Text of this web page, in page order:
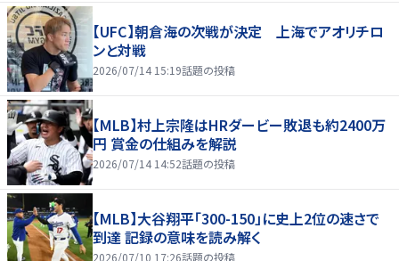
【UFC】朝倉海の次戦が決定 上海でアオリチロ
ンと対戦
2026/07/14 15:19話題の投稿
【MLB】村上宗隆はHRダービー敗退も約2400万
円 賞金の仕組みを解説
2026/07/14 14:52話題の投稿
【MLB】大谷翔平「300-150」に史上2位の速さで
到達 記録の意味を読み解く
2026/07/10 17:26話題の投稿